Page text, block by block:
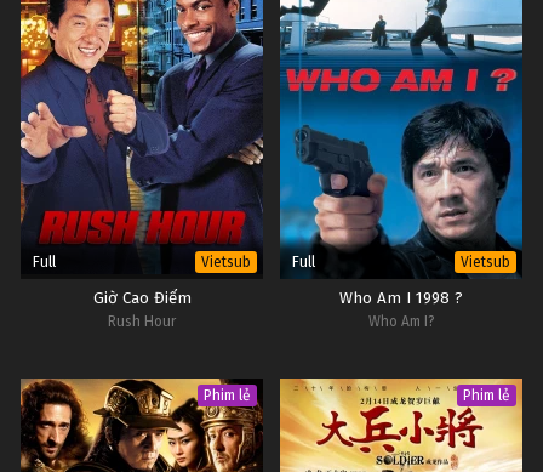
Full Vietsub
Giờ Cao Điểm
Rush Hour
Full Vietsub
Who Am I 1998 ?
Who Am I?
Phim lẻ Phim lẻ